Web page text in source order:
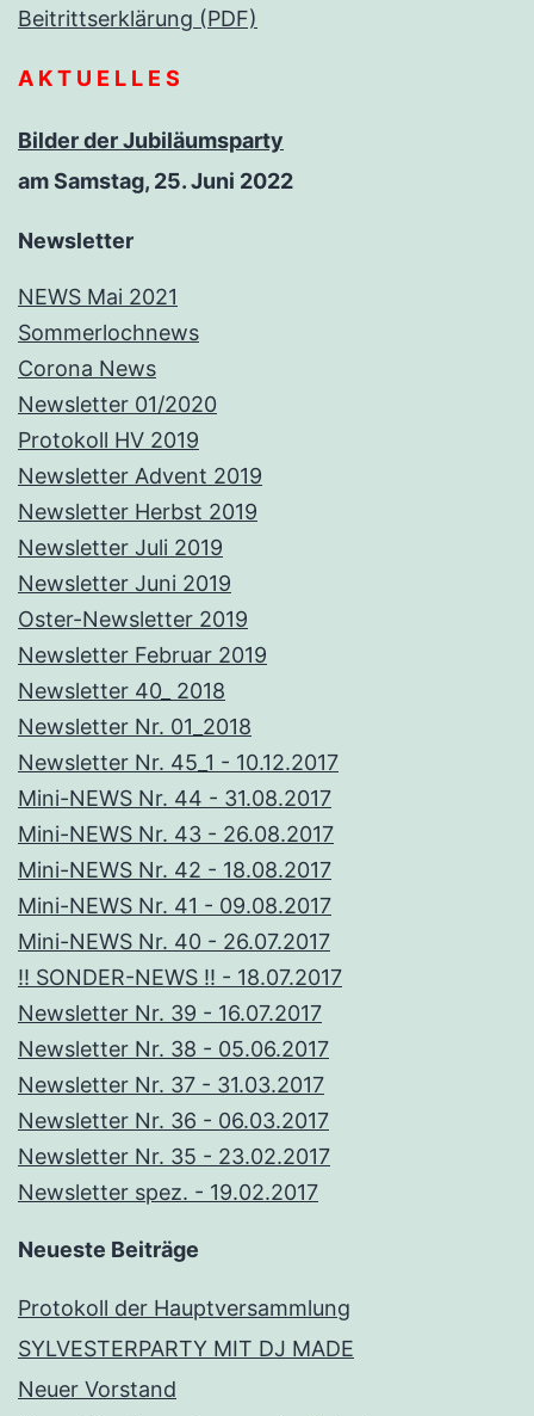
Beitrittserklärung (PDF)
A K T U E L L E S
Bilder der Jubiläumsparty
am Samstag, 25. Juni 2022
Newsletter
NEWS Mai 2021
Sommerlochnews
Corona News
Newsletter 01/2020
Protokoll HV 2019
Newsletter Advent 2019
Newsletter Herbst 2019
Newsletter Juli 2019
Newsletter Juni 2019
Oster-Newsletter 2019
Newsletter Februar 2019
Newsletter 40_ 2018
Newsletter Nr. 01_2018
Newsletter Nr. 45_1 - 10.12.2017
Mini-NEWS Nr. 44 - 31.08.2017
Mini-NEWS Nr. 43 - 26.08.2017
Mini-NEWS Nr. 42 - 18.08.2017
Mini-NEWS Nr. 41 - 09.08.2017
Mini-NEWS Nr. 40 - 26.07.2017
!! SONDER-NEWS !! - 18.07.2017
Newsletter Nr. 39 - 16.07.2017
Newsletter Nr. 38 - 05.06.2017
Newsletter Nr. 37 - 31.03.2017
Newsletter Nr. 36 - 06.03.2017
Newsletter Nr. 35 - 23.02.2017
Newsletter spez. - 19.02.2017
Neueste Beiträge
Protokoll der Hauptversammlung
SYLVESTERPARTY MIT DJ MADE
Neuer Vorstand